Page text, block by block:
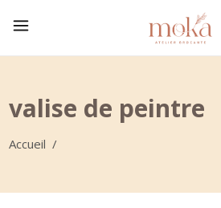
valise de peintre
Accueil /